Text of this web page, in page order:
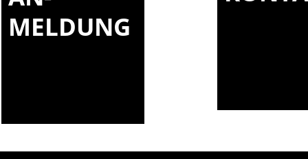
MELDUNG